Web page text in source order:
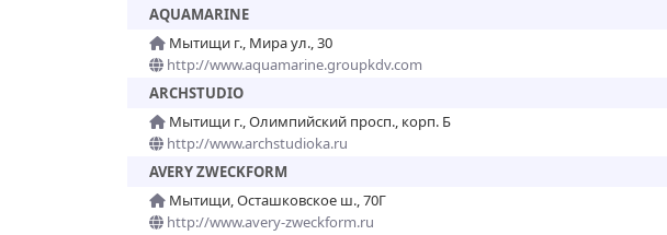
AQUAMARINE
Мытищи г., Мира ул., 30
http://www.aquamarine.groupkdv.com
ARCHSTUDIO
Мытищи г., Олимпийский просп., корп. Б
http://www.archstudioka.ru
AVERY ZWECKFORM
Мытищи, Осташковское ш., 70Г
http://www.avery-zweckform.ru